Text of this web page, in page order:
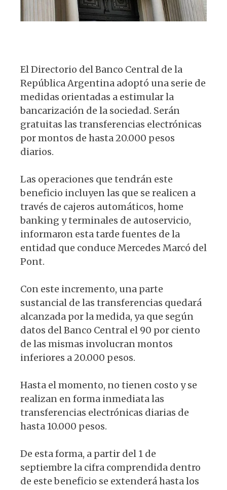
El Directorio del Banco Central de la
República Argentina adoptó una serie de
medidas orientadas a estimular la
bancarización de la sociedad. Serán
gratuitas las transferencias electrónicas
por montos de hasta 20.000 pesos
diarios.
Las operaciones que tendrán este
beneficio incluyen las que se realicen a
través de cajeros automáticos, home
banking y terminales de autoservicio,
informaron esta tarde fuentes de la
entidad que conduce Mercedes Marcó del
Pont.
Con este incremento, una parte
sustancial de las transferencias quedará
alcanzada por la medida, ya que según
datos del Banco Central el 90 por ciento
de las mismas involucran montos
inferiores a 20.000 pesos.
Hasta el momento, no tienen costo y se
realizan en forma inmediata las
transferencias electrónicas diarias de
hasta 10.000 pesos.
De esta forma, a partir del 1 de
septiembre la cifra comprendida dentro
de este beneficio se extenderá hasta los